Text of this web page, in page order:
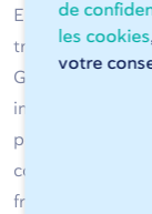
de
les cookies
votre
Entre vous et
trouvez Sophia®
Grâce à
intervention
pour vous 24
conviviale à
frais, elle est